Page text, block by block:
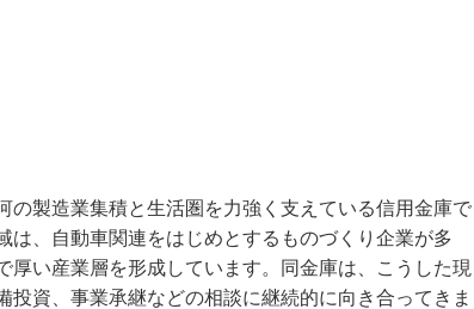
の製造業集積と生活圏を力強く支えている信用金庫で
、自動車関連をはじめとするものづくり企業が多
厚い産業層を形成しています。同金庫は、こうした現
資、事業承継などの相談に継続的に向き合ってきま